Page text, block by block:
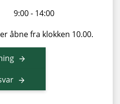
9:00 - 14:00
åbne fra klokken 10.00.